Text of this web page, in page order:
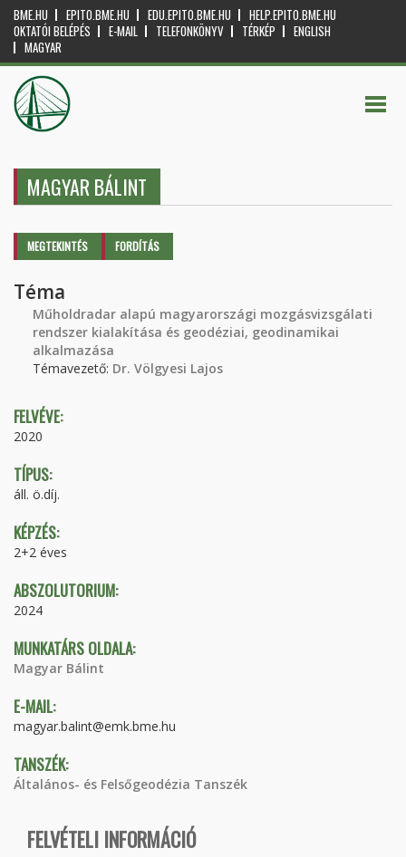
BME.HU EPITO.BME.HU EDU.EPITO.BME.HU
HELP.EPITO.BME.HU
OKTATÓI BELÉPÉS
E-MAIL TELEFONKÖNYV TÉRKÉP
ENGLISH
MAGYAR
MAGYAR BÁLINT
Elsődleges fülek
MEGTEKINTÉS (AKTÍVFORDÍTÁS
Téma
Műholdradar alapú magyarországi mozgásvizsgálati
rendszer kialakítása és geodéziai, geodinamikai
alkalmazása
Témavezető: Dr. Völgyesi Lajos
FELVÉVE:
2020
TÍPUS:
áll. ö.díj.
KÉPZÉS:
2+2 éves
ABSZOLUTORIUM:
2024
MUNKATÁRS OLDALA:
Magyar Bálint
E-MAIL:
magyar.balint@emk.bme.hu
TANSZÉK:
Általános- és Felsőgeodézia Tanszék
FELVÉTELI INFORMÁCIÓ